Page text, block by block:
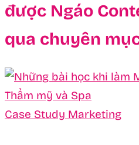
được Ngáo
qua chuyên
Case Study Marketing